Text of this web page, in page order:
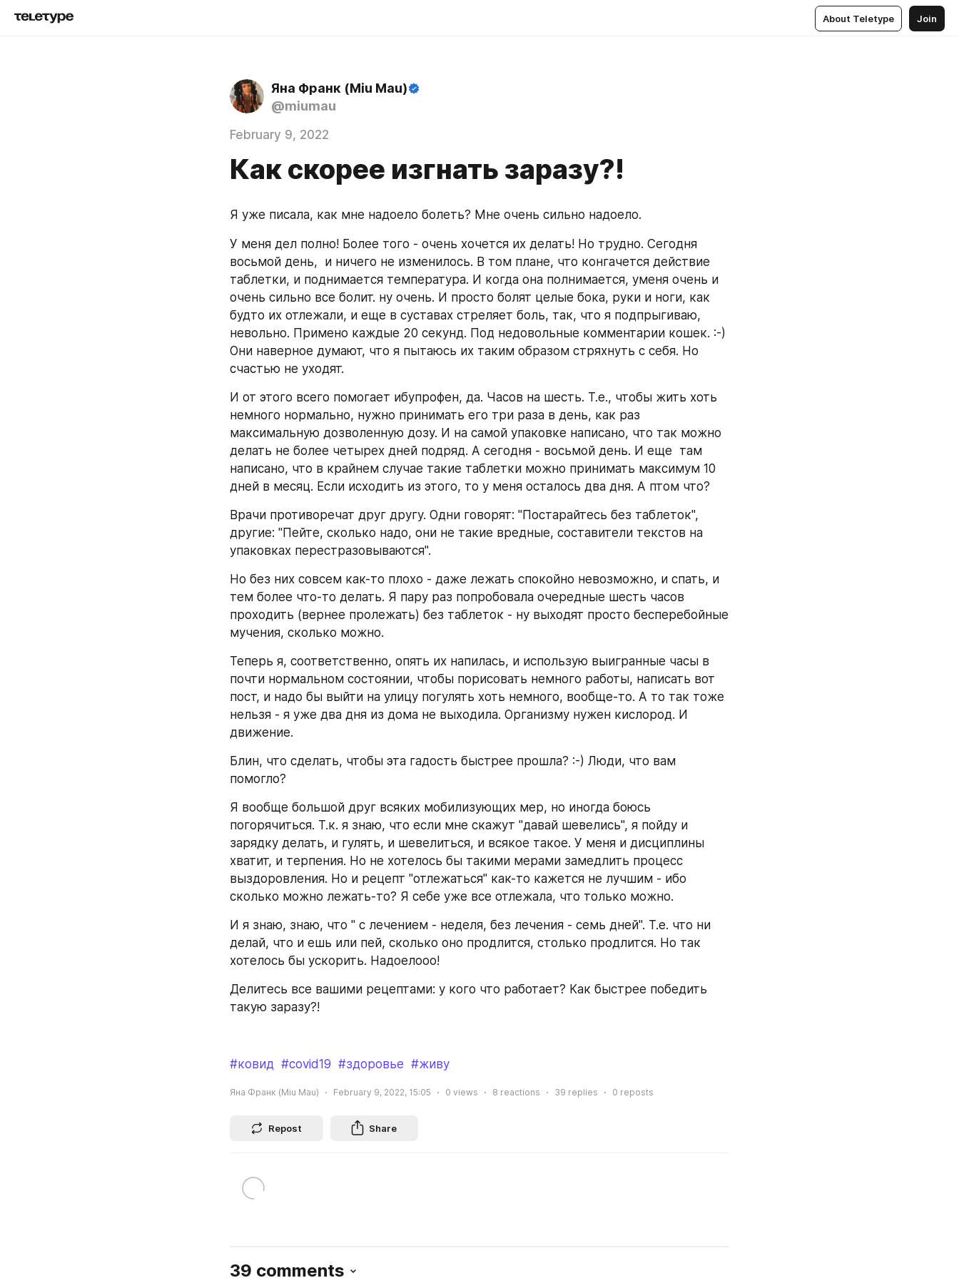
About Teletype Join
Яна Франк (Miu Mau)
@miumau
February 9, 2022
Как скорее изгнать заразу?!
Я уже писала, как мне надоело болеть? Мне очень сильно надоело.
У меня дел полно! Более того - очень хочется их делать! Но трудно. Сегодня
восьмой день,  и ничего не изменилось. В том плане, что конгачется действие
таблетки, и поднимается температура. И когда она полнимается, уменя очень и
очень сильно все болит. ну очень. И просто болят целые бока, руки и ноги, как
будто их отлежали, и еще в суставах стреляет боль, так, что я подпрыгиваю,
невольно. Примено каждые 20 секунд. Под недовольные комментарии кошек. :-)
Они наверное думают, что я пытаюсь их таким образом стряхнуть с себя. Но
счастью не уходят.
И от этого всего помогает ибупрофен, да. Часов на шесть. Т.е., чтобы жить хоть
немного нормально, нужно принимать его три раза в день, как раз
максимальную дозволенную дозу. И на самой упаковке написано, что так можно
делать не более четырех дней подряд. А сегодня - восьмой день. И еще  там
написано, что в крайнем случае такие таблетки можно принимать максимум 10
дней в месяц. Если исходить из этого, то у меня осталось два дня. А птом что?
Врачи противоречат друг другу. Одни говорят: "Постарайтесь без таблеток",
другие: "Пейте, сколько надо, они не такие вредные, составители текстов на
упаковках перестразовываются".
Но без них совсем как-то плохо - даже лежать спокойно невозможно, и спать, и
тем более что-то делать. Я пару раз попробовала очередные шесть часов
проходить (вернее пролежать) без таблеток - ну выходят просто бесперебойные
мучения, сколько можно.
Теперь я, соответственно, опять их напилась, и использую выигранные часы в
почти нормальном состоянии, чтобы порисовать немного работы, написать вот
пост, и надо бы выйти на улицу погулять хоть немного, вообще-то. А то так тоже
нельзя - я уже два дня из дома не выходила. Организму нужен кислород. И
движение.
Блин, что сделать, чтобы эта гадость быстрее прошла? :-) Люди, что вам
помогло?
Я вообще большой друг всяких мобилизующих мер, но иногда боюсь
погорячиться. Т.к. я знаю, что если мне скажут "давай шевелись", я пойду и
зарядку делать, и гулять, и шевелиться, и всякое такое. У меня и дисциплины
хватит, и терпения. Но не хотелось бы такими мерами замедлить процесс
выздоровления. Но и рецепт "отлежаться" как-то кажется не лучшим - ибо
сколько можно лежать-то? Я себе уже все отлежала, что только можно.
И я знаю, знаю, что " с лечением - неделя, без лечения - семь дней". Т.е. что ни
делай, что и ешь или пей, сколько оно продлится, столько продлится. Но так
хотелось бы ускорить. Надоелооо!
Делитесь все вашими рецептами: у кого что работает? Как быстрее победить
такую заразу?!
#ковид #covid19 #здоровье #живу
Яна Франк (Miu Mau) February 9, 2022, 15:05 0 views 8 reactions 39 replies 0 reposts
Repost Share
39 comments